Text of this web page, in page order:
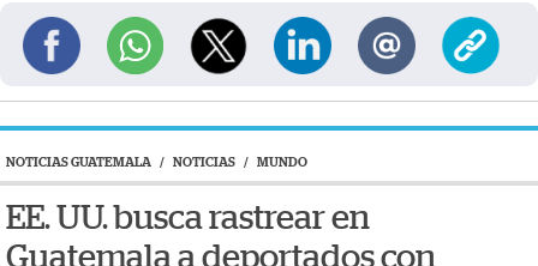
NOTICIAS GUATEMALA / NOTICIAS / MUNDO
EE. UU. busca rastrear en
Guatemala a deportados con